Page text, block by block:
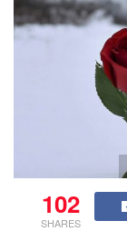
102
SHARES